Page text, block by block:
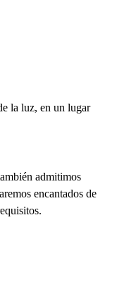
la luz, en un lugar
admitimos
encantados de